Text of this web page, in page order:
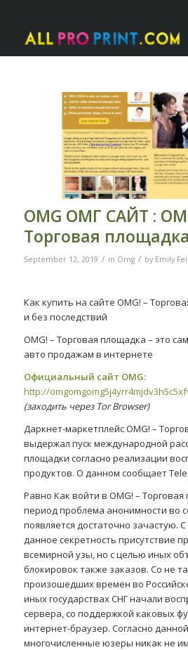
OMG ОМГ САЙТ :
Торговая
September 12, 2019 / in Omg / by Emily
Как купить на сайте OMG! –
и без последствий
OMG! – Торговая площадка – это
авто продажам в интернете
Официальный сайт OMG:
http://
(заходить через Tor Browser)
Даркнет-маркетплейс OMG! –
выдержал пуск международной
площадки согласно реализации
продуктов. О данном сообщает
Равно Как войти в OMG! –
период проблема анонимности во
появляется достаточно зачастую.
данное секретность присутствие
всемирной узы, но с целью иных
блокировок также заказов. Со не
произошедших времен во
иных государствах СНГ начали
сервера, со поддержкой каковых
интернет-браузер. Согласно
многочисленные юзеры никак не